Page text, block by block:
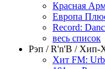
Красная
Европа
Record:
весь список
Рэп / R'n'B / Хип-
Хит FM: